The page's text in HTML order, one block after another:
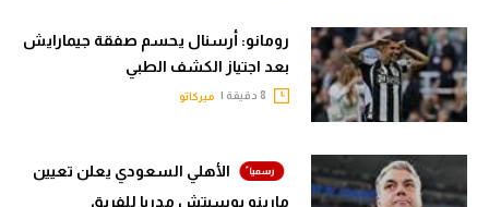
رومانو: أرسنال يحسم صفقة جيمارايش
بعد اجتياز الكشف الطبي
ميركاتو
الأهلي السعودي يعلن تعيين
مارينو بوسيتش مدربا للفريق